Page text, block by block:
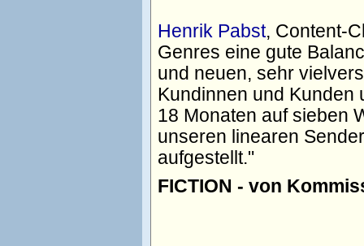
Henrik Pabst, Content-
Genres eine gute
und neuen, sehr
Kundinnen und Kunden
18 Monaten auf sieben
unseren linearen
aufgestellt.
FICTION - von